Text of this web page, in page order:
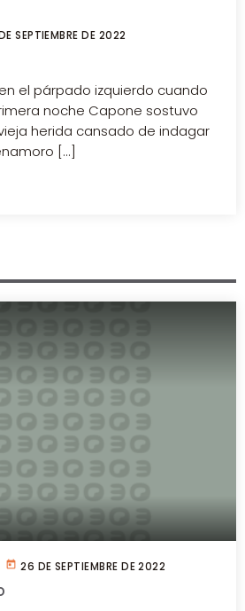
SEPTIEMBRE DE 2022
el párpado izquierdo cuando
noche Capone sostuvo
herida cansado de indagar
[...]
today 26 DE SEPTIEMBRE DE 2022